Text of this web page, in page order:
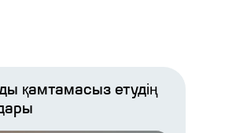
қамтамасыз етудің